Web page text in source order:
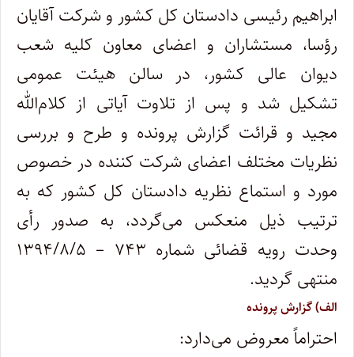
ابراهیم رئیسی دادستان ‌کل‌ کشور و شرکت آقایان
رؤسا، مستشاران و اعضای ‌معاون کلیه شعب
دیوان‌ عالی‌ کشور، در سالن هیئت‌ عمومی
تشکیل شد و پس از تلاوت آیاتی از کلام‌الله
مجید و قرائت گزارش ‌پرونده و طرح و بررسی
نظریات مختلف اعضای شرکت‌ کننده در خصوص
مورد و استماع نظریه دادستان ‌کل‌ کشور که به
‌ترتیب‌ ذیل منعکس ‌می‌گردد، به ‌صدور رأی
وحدت‌ رویه ‌قضائی شماره ۷۴۳ – ۱۳۹۴/۸/۵
منتهی گردید.
الف) گزارش پرونده
احتراماً معروض ‌می‌دارد: